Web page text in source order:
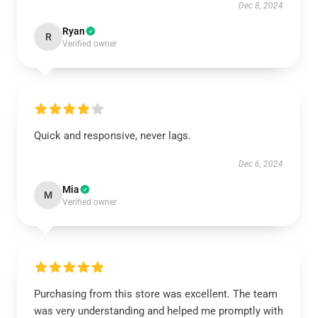
Dec 8, 2024
R Ryan
Verified owner
Quick and responsive, never lags.
Dec 6, 2024
M Mia
Verified owner
Purchasing from this store was excellent. The team
was very understanding and helped me promptly with